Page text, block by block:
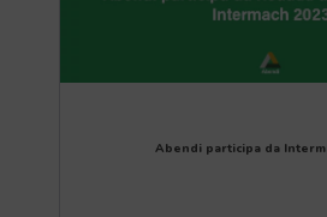
Abendi participa da